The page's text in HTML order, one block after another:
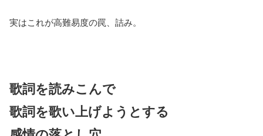
実はこれが高難易度の罠、詰み。
歌詞を読みこんで
歌詞を歌い上げようとする